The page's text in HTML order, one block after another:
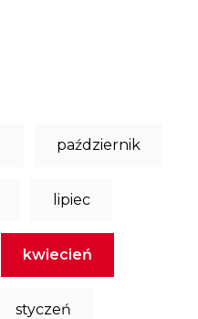
październik
lipiec
kwiecień
styczeń